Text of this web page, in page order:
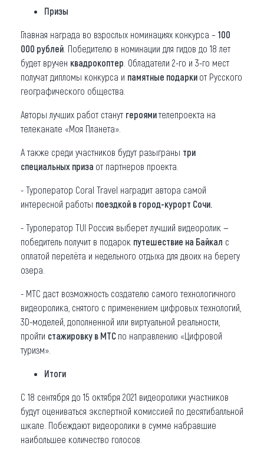
Призы
Главная награда во взрослых номинациях конкурса – 100
000 рублей . Победителю в номинации для гидов до 18 лет
будет вручен квадрокоптер . Обладатели 2-го и 3-го мест
получат дипломы конкурса и памятные подарки от Русского
географического общества.
Авторы лучших работ станут героямителепроекта на
телеканале «Моя Планета».
А также среди участников будут разыграны три
специальных приза от партнеров проекта.
- Туроператор Coral Travel наградит автора самой
интересной работы поездкой в город-курорт Сочи.
- Туроператор TUI Россия выберет лучший видеоролик —
победитель получит в подарок путешествие на Байкал с
оплатой перелёта и недельного отдыха для двоих на берегу
озера.
- МТС даст возможность создателю самого технологичного
видеоролика, снятого с применением цифровых технологий,
3D-моделей, дополненной или виртуальной реальности,
пройти стажировку в МТС по направлению «Цифровой
туризм».
Итоги
С 18 сентября до 15 октября 2021 видеоролики участников
будут оцениваться экспертной комиссией по десятибалльной
шкале. Побеждают видеоролики в сумме набравшие
наибольшее количество голосов.